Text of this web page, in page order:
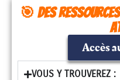
🎯 Des
Accès
VOUS Y TROUVEREZ :